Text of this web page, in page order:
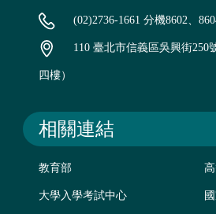
(02)2736-1661 分機8602、
110 臺北市信義區吳興街250
四樓）
相關連結
教育部
大學入學考試中心